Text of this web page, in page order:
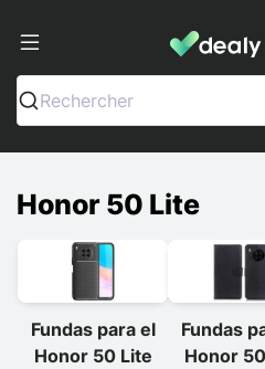
Dealy -
Rechercher
Honor 50 Lite
Fundas para el
Honor 50 Lite
Fundas
Honor